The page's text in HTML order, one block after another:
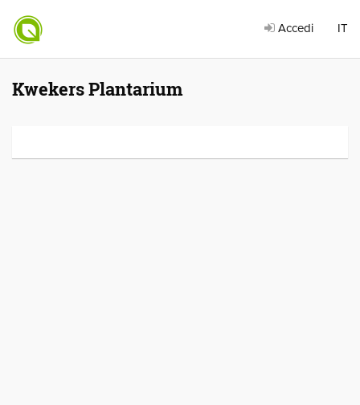
Accedi IT
Kwekers Plantarium